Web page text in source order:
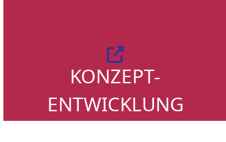
KONZEPT-
ENTWICKLUNG